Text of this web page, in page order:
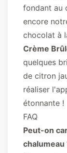
fondant au
encore
chocolat à
Crème
quelques
de citron
réaliser
étonnante !
FAQ
Peut-on
chalumeau